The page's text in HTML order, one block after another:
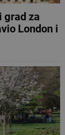
grad za
London i